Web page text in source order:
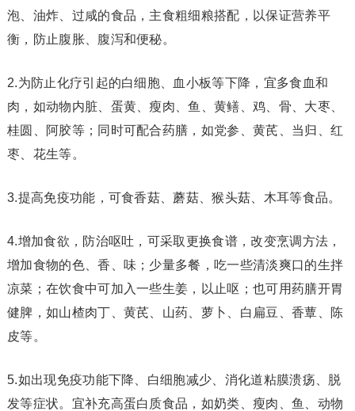
泡、油炸、过咸的食品，主食粗细粮搭配，以保证营养平
衡，防止腹胀、腹泻和便秘。
2.为防止化疗引起的白细胞、血小板等下降，宜多食血和
肉，如动物内脏、蛋黄、瘦肉、鱼、黄鳝、鸡、骨、大枣、
桂圆、阿胶等；同时可配合药膳，如党参、黄芪、当归、红
枣、花生等。
3.提高免疫功能，可食香菇、蘑菇、猴头菇、木耳等食品。
4.增加食欲，防治呕吐，可采取更换食谱，改变烹调方法，
增加食物的色、香、味；少量多餐，吃一些清淡爽口的生拌
凉菜；在饮食中可加入一些生姜，以止呕；也可用药膳开胃
健脾，如山楂肉丁、黄芪、山药、萝卜、白扁豆、香蕈、陈
皮等。
5.如出现免疫功能下降、白细胞减少、消化道粘膜溃疡、脱
发等症状。宜补充高蛋白质食品，如奶类、瘦肉、鱼、动物